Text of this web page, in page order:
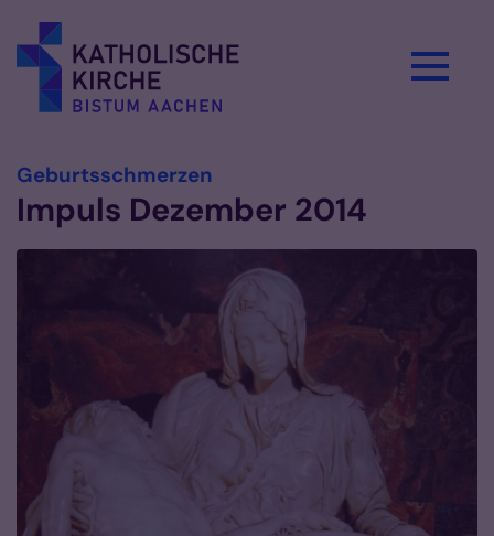
Geburtsschmerzen
Impuls Dezember 2014